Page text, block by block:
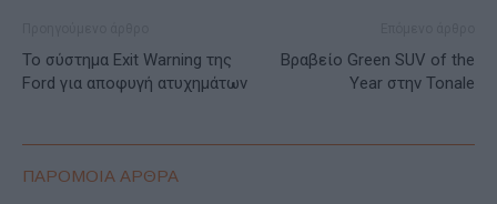
Το σύστημα Exit Warning της
Ford για αποφυγή ατυχημάτων
Βραβείο Green SUV of the
Year στην Tonale
ΠΑΡΟΜΟΙΑ ΑΡΘΡΑ